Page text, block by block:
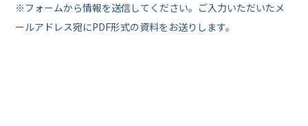
※フォームから情報を送信してください。ご入力いただいたメ
ールアドレス宛にPDF形式の資料をお送りします。